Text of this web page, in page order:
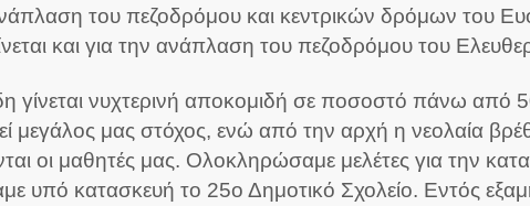
του πεζοδρόμου και κεντρικών δρόμων του
και για την ανάπλαση του πεζοδρόμου του
γίνεται νυχτερινή αποκομιδή σε ποσοστό πάνω
μεγάλος μας στόχος, ενώ από την αρχή η νεολαία
οι μαθητές μας. Ολοκληρώσαμε μελέτες για την
υπό κατασκευή το 25ο Δημοτικό Σχολείο. Εντός